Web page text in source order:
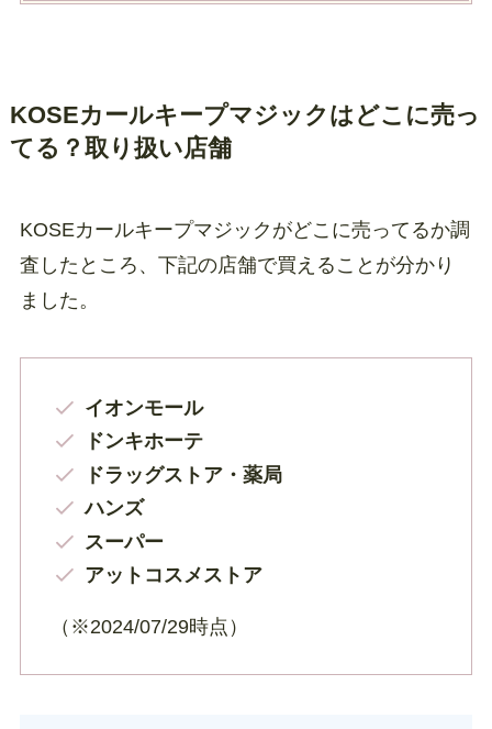
KOSEカールキープマジックはどこに売っ
てる？取り扱い店舗
KOSEカールキープマジックがどこに売ってるか調
査したところ、下記の店舗で買えることが分かり
ました。
イオンモール
ドンキホーテ
ドラッグストア・薬局
ハンズ
スーパー
アットコスメストア
（※2024/07/29時点）